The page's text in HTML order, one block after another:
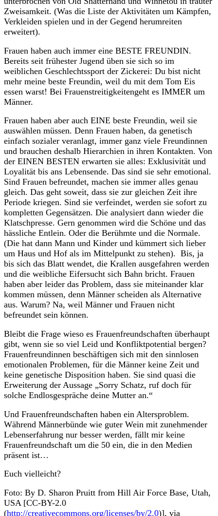
Zweisamkeit. (Was die Liste der Aktivitäten um Kämpfen,
Verkleiden spielen und in der Gegend herumreiten
erweitert).
Frauen haben auch immer eine BESTE FREUNDIN.
Bereits seit frühester Jugend üben sie sich so im
weiblichen Geschlechtssport der Zickerei: Du bist nicht
mehr meine beste Freundin, weil du mit dem Tom Eis
essen warst! Bei Frauenstreitigkeitengeht es IMMER um
Männer.
Frauen haben aber auch EINE beste Freundin, weil sie
auswählen müssen. Denn Frauen haben, da genetisch
einfach sozialer veranlagt, immer ganz viele Freundinnen
und brauchen deshalb Hierarchien in ihren Kontakten. Von
der EINEN BESTEN erwarten sie alles: Exklusivität und
Loyalität bis ans Lebensende. Das sind sie sehr emotional.
Sind Frauen befreundet, machen sie immer alles genau
gleich. Das geht soweit, dass sie zur gleichen Zeit ihre
Periode kriegen. Sind sie verfeindet, werden sie sofort zu
kompletten Gegensätzen. Die analysiert dann wieder die
Klatschpresse. Gern genommen wird die Schöne und das
hässliche Entlein. Oder die Berühmte und die Normale.
(Die hat dann Mann und Kinder und kümmert sich lieber
um Haus und Hof als im Mittelpunkt zu stehen). Bis, ja
bis sich das Blatt wendet, die Krallen ausgefahren werden
und die weibliche Eifersucht sich Bahn bricht. Frauen
haben aber leider das Problem, dass sie miteinander klar
kommen müssen, denn Männer scheiden als Alternative
aus. Warum? Na, weil Männer und Frauen nicht
befreundet sein können.
Bleibt die Frage wieso es Frauenfreundschaften überhaupt
gibt, wenn sie so viel Leid und Konfliktpotential bergen?
Frauenfreundinnen beschäftigen sich mit den sinnlosen
emotionalen Problemen, für die Männer keine Zeit und
keine genetische Disposition haben. Sie sind quasi die
Erweiterung der Aussage „Sorry Schatz, ruf doch für
solche Endlosgespräche deine Mutter an.“
Und Frauenfreundschaften haben ein Altersproblem.
Während Männerbünde wie guter Wein mit zunehmender
Lebenserfahrung nur besser werden, fällt mir keine
Frauenfreundschaft um die 50 ein, die in den Medien
präsent ist…
Euch vielleicht?
Foto: By D. Sharon Pruitt from Hill Air Force Base, Utah,
USA [CC-BY-2.0
(http://creativecommons.org/licenses/by/2.0)], via